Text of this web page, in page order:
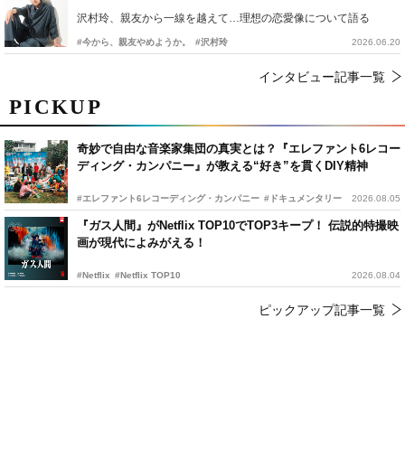
PICKUP
奇妙で自由な音楽家集団の真実とは？『エレファント6レコー
ディング・カンパニー』が教える“好き”を貫くDIY精神
#エレファント6レコーディング・カンパニー #ドキュメンタリー 2026.08.05
『ガス人間』がNetflix TOP10でTOP3キープ！ 伝説的特撮映
画が現代によみがえる！
#Netflix #Netflix TOP10 2026.08.04
ピックアップ記事一覧
沢村玲、親友から一線を越えて…理想の恋愛像について語る
#今から、親友やめようか。 #沢村玲 2026.06.20
インタビュー記事一覧